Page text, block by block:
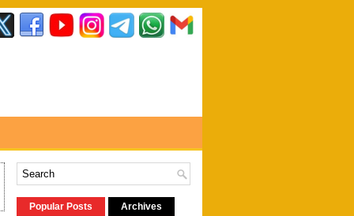
Popular Posts Archives